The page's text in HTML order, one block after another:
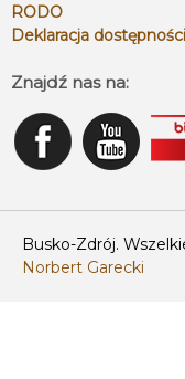
RODO
Deklaracja dostępności
Znajdź nas na:
Busko-Zdrój.
Norbert Garecki